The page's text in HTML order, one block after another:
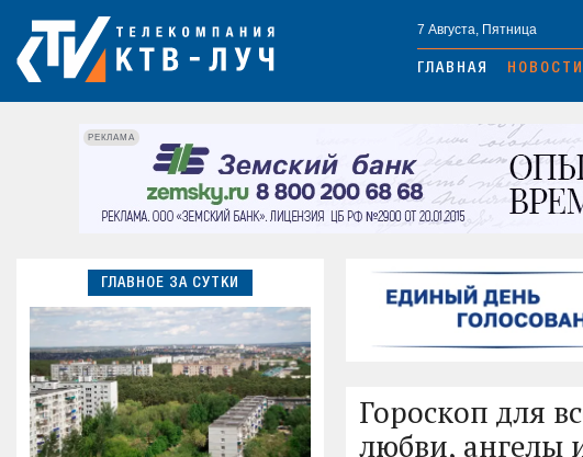
7 Августа, Пятница
ГЛАВНАЯ НОВОСТИ
РЕКЛАМА
ГЛАВНОЕ ЗА СУТКИ
Гороскоп для
любви, ангелы